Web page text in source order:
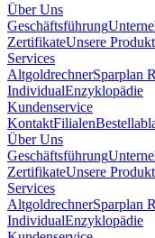
Über Uns
Geschäftsführung
ZertifikateUnsere
Services
AltgoldrechnerSparplan
IndividualEnzyklopädie
Kundenservice
KontaktFilialen
Über Uns
Geschäftsführung
ZertifikateUnsere
Services
AltgoldrechnerSparplan
IndividualEnzyklopädie